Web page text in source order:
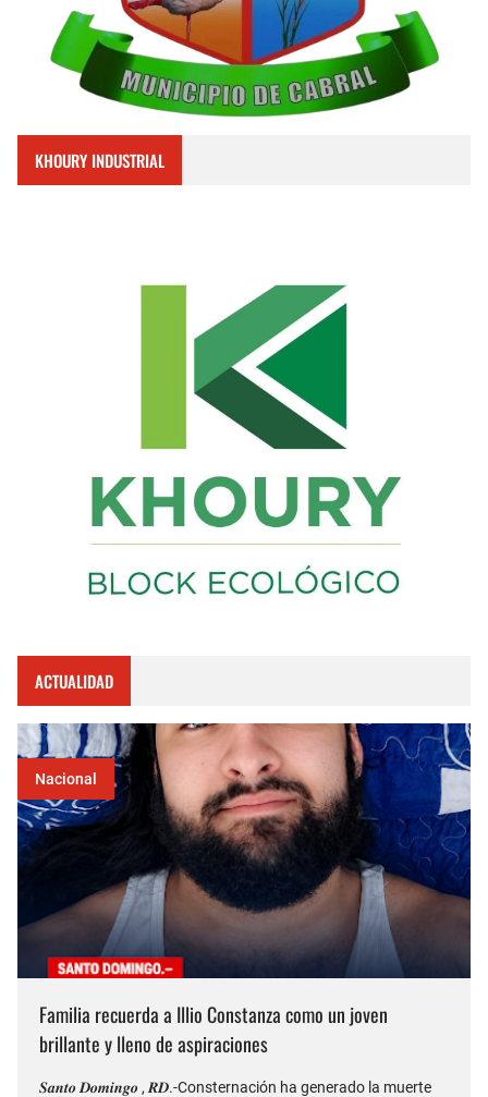
KHOURY INDUSTRIAL
ACTUALIDAD
Nacional
Familia recuerda a Illio Constanza como un joven
brillante y lleno de aspiraciones
𝑺𝒂𝒏𝒕𝒐 𝑫𝒐𝒎𝒊𝒏𝒈𝒐 , 𝑹𝑫.-Consternación ha generado la muerte